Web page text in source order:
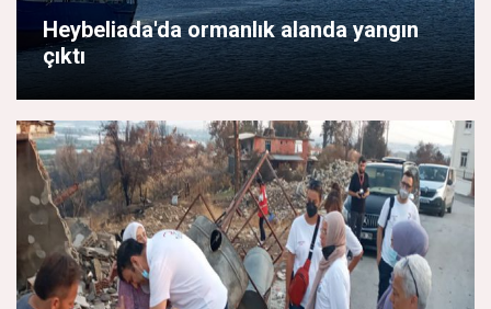
Heybeliada'da ormanlık alanda yangın
çıktı